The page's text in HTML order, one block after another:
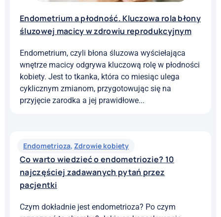
Endometrium a płodność. Kluczowa rola błony
śluzowej macicy w zdrowiu reprodukcyjnym
Endometrium, czyli błona śluzowa wyściełająca
wnętrze macicy odgrywa kluczową rolę w płodności
kobiety. Jest to tkanka, która co miesiąc ulega
cyklicznym zmianom, przygotowując się na
przyjęcie zarodka a jej prawidłowe...
Endometrioza, Zdrowie kobiety